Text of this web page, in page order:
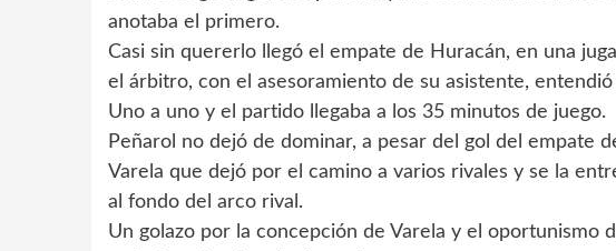
anotaba el primero.
Casi sin quererlo llegó el empate de Huracán, en una
el árbitro, con el asesoramiento de su asistente,
Uno a uno y el partido llegaba a los 35 minutos de juego.
Peñarol no dejó de dominar, a pesar del gol del empate
Varela que dejó por el camino a varios rivales y se la
al fondo del arco rival.
Un golazo por la concepción de Varela y el oportunismo